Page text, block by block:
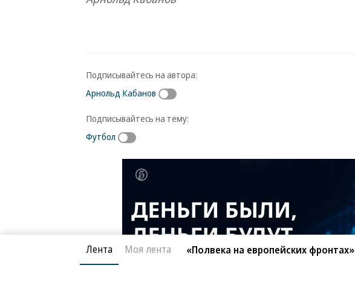
Подписывайтесь на автора:
Арнольд Кабанов
Подписывайтесь на тему:
Футбол
Лента Моя лента «Полвека на европейских фронтах»